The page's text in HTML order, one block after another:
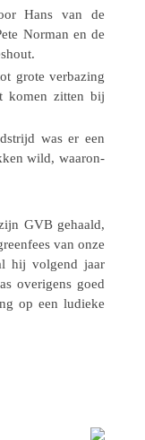
Hans van de
Norman en de
grote verba­zing
komen zitten bij
was er een
wild, waar­on­
GVB gehaald,
van onze
hij volgend jaar
overi­gens goed
op een ludieke